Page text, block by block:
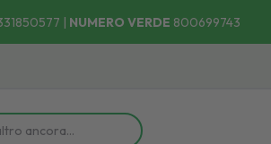
| NUMERO VERDE 800699743